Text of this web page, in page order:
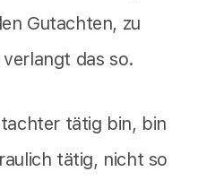
Gutachten, zu
das so.
tätig bin, bin
tätig, nicht so